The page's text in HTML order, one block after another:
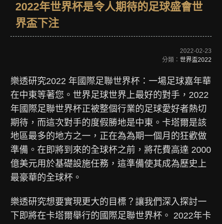
2022年世界杯是令人期待的足球盛會世
界盃下注
2022-02-23
分類： 世界盃2022
樂透研究2022 年國際足聯世界杯：一場足球嘉年華
在中東等著您。世界足球世界上最好的對手，2022
年國際足聯世界杯正被整個行業的足球愛好者熱切
期待，而這次對手的度假勝地是中東。卡塔爾是該
地區最多的地方之一，正在為為期一個月的狂歡做
準備。在即將到來的全球杯之前，將花費高達 2000
億美元用於基礎設施任務，這準備使其成為歷史上
最豪華的全球杯。
樂透研究想要實現更大的目標？讓我們深入探討一
下即將在卡塔爾舉行的國際足聯世界杯。 2022年卡